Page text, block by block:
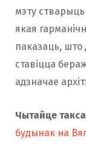
мэту
якая
паказаць, што
ставіцца
адзначае
Чытайце
будынак на